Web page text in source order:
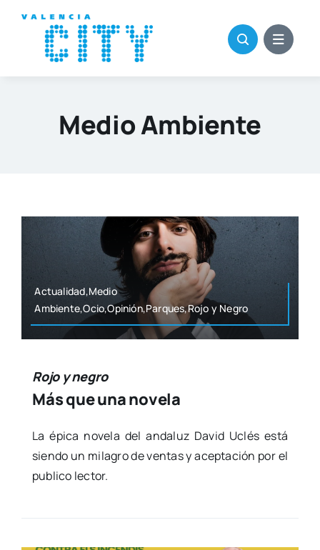
contenido
Medio Ambiente
Actualidad,Medio
Ambiente,Ocio,Opinión,Parques,Rojo y Negro
Rojo y negro
Más que una novela
La épi­ca nove­la del anda­luz David Uclés está
sien­do un mila­gro de ven­tas y acep­ta­ción por el
publi­co lec­tor.